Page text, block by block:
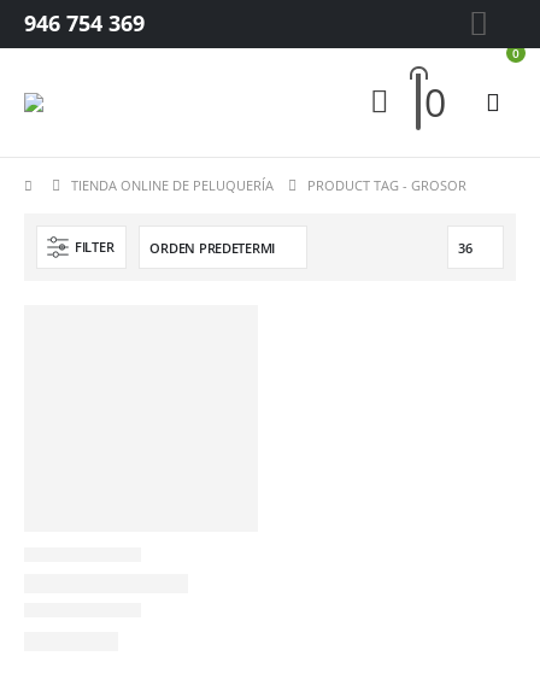
946 754 369
0
0
TIENDA ONLINE DE PELUQUERÍA PRODUCT TAG -GROSOR
FILTER